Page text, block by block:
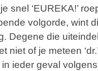
snel ‘EUREKA!’
volgorde, wint
Degene die
niet of je meteen
ieder geval